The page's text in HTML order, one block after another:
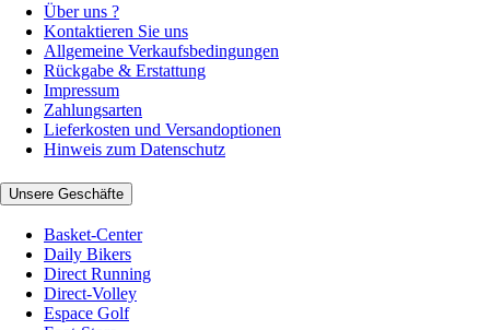
Über uns ?
Kontaktieren Sie uns
Allgemeine Verkaufsbedingungen
Rückgabe & Erstattung
Impressum
Zahlungsarten
Lieferkosten und Versandoptionen
Hinweis zum Datenschutz
Unsere Geschäfte
Basket-Center
Daily Bikers
Direct Running
Direct-Volley
Espace Golf